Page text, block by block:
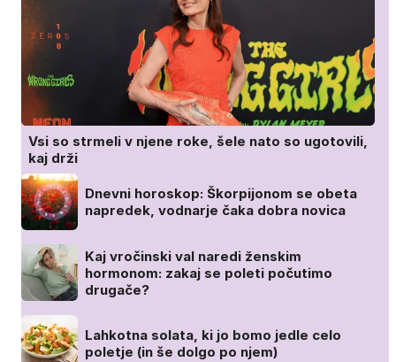
Vsi so strmeli v njene roke, šele nato so ugotovili,
kaj drži
Dnevni horoskop: Škorpijonom se obeta
napredek, vodnarje čaka dobra novica
Kaj vročinski val naredi ženskim
hormonom: zakaj se poleti počutimo
drugače?
Lahkotna solata, ki jo bomo jedle celo
poletje (in še dolgo po njem)